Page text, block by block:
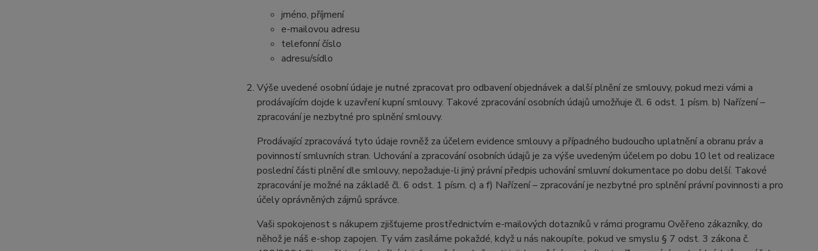
jméno, příjmení
e-mailovou adresu
telefonní číslo
adresu/sídlo
Výše uvedené osobní údaje je nutné zpracovat pro odbavení objednávek a další plnění ze smlouvy, pokud mezi vámi a
prodávajícím dojde k uzavření kupní smlouvy. Takové zpracování osobních údajů umožňuje čl. 6 odst. 1 písm. b) Nařízení –
zpracování je nezbytné pro splnění smlouvy.
Prodávající zpracovává tyto údaje rovněž za účelem evidence smlouvy a případného budoucího uplatnění a obranu práv a
povinností smluvních stran. Uchování a zpracování osobních údajů je za výše uvedeným účelem po dobu 10 let od realizace
poslední části plnění dle smlouvy, nepožaduje-li jiný právní předpis uchování smluvní dokumentace po dobu delší. Takové
zpracování je možné na základě čl. 6 odst. 1 písm. c) a f) Nařízení – zpracování je nezbytné pro splnění právní povinnosti a pro
účely oprávněných zájmů správce.
Vaši spokojenost s nákupem zjišťujeme prostřednictvím e-mailových dotazníků v rámci programu Ověřeno zákazníky, do
něhož je náš e-shop zapojen. Ty vám zasíláme pokaždé, když u nás nakoupíte, pokud ve smyslu § 7 odst. 3 zákona č.